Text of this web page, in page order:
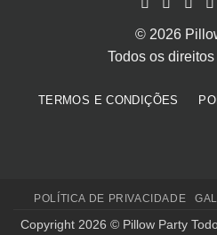
© 2026
Todos os
TERMOS E CONDIÇÕES
POLÍTICA DE PRIVACIDADE
Copyright 2026 © Pillow Party